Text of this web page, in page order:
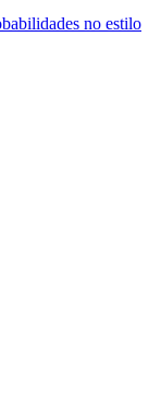
no estilo